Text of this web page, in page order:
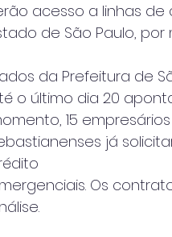
acesso a linhas de
de São Paulo,
da Prefeitura de
o último dia 20
15 empresários
já
Os